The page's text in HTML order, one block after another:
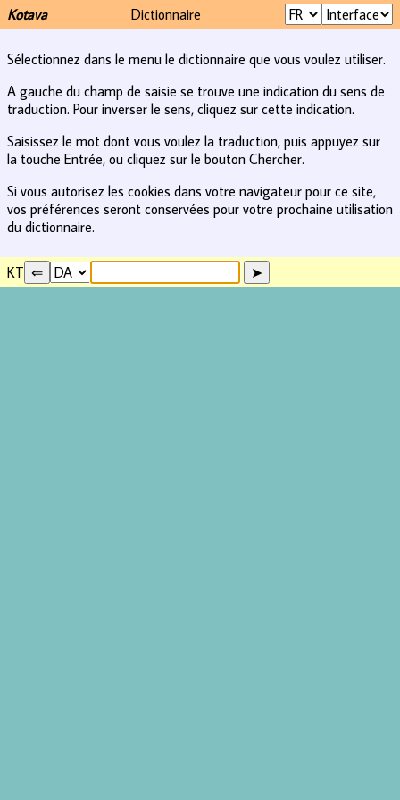
Kotava Dictionnaire
Sélectionnez dans le menu le dictionnaire que vous voulez utiliser.
A gauche du champ de saisie se trouve une indication du sens de
traduction. Pour inverser le sens, cliquez sur cette indication.
Saisissez le mot dont vous voulez la traduction, puis appuyez sur
la touche Entrée, ou cliquez sur le bouton Chercher.
Si vous autorisez les cookies dans votre navigateur pour ce site,
vos préférences seront conservées pour votre prochaine utilisation
du dictionnaire.
KT